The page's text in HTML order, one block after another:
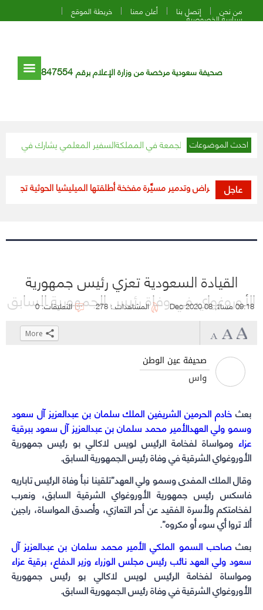
من نحن إتصل بنا أعلن معنا خريطة الموقع
سياسة الخصوصية
صحيفة سعودية مرخصة من وزارة الإعلام برقم 847554
احدث الموضوعات
المتوقعة اليوم الجمعة في المملكةالسفير المعلمي يشارك في الاجتماع
عاجلاعتراض وتدمير مسيَّرة مفخخة أطلقتها الميليشيا الحوثية تجاه
القيادة السعودية تعزي رئيس جمهورية
الأوروغواي في وفاة رئيس الجمهورية السابق
09:18 مساءً, 08 Dec 2020 المشاهدات : 278 التعليقات: 0
صحيفة عين الوطن
واس
بعث خادم الحرمين الشريفين الملك سلمان بن عبدالعزيز آل سعود
وسمو ولي العهدالأمير محمد سلمان بن عبدالعزيز آل سعود ببرقية
عزاء ومواساة لفخامة الرئيس لويس لاكالي بو رئيس جمهورية
الأوروغواي الشرقية في وفاة رئيس الجمهورية السابق.
وقال الملك المفدى وسمو ولي العهد”تلقينا نبأ وفاة الرئيس تاباريه
فاسكس رئيس جمهورية الأوروغواي الشرقية السابق، ونعرب
لفخامتكم ولأسرة الفقيد عن أحر التعازي، وأصدق المواساة، راجين
ألا تروا أي سوء أو مكروه”.
بعثصاحب السمو الملكي الأمير محمد سلمان بن عبدالعزيز آل
سعود ولي العهد نائب رئيس مجلس الوزراء وزير الدفاع، برقية عزاء
ومواساة لفخامة الرئيس لويس لاكالي بو رئيس جمهورية
الأوروغواي الشرقية في وفاة رئيس الجمهورية السابق.
(Opens
in
new
window)
(Opens
in
new
window)
(Opens
in
new
window)
Click
(Opens
in
new
window)
More